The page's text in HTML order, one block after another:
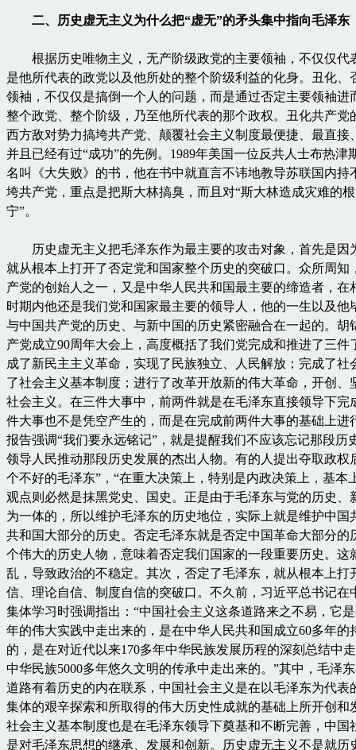
二、历史虚无主义为什么把“虚无”的矛头集中指向毛泽东
根据历史唯物主义，无产阶级政党的主要领袖，不仅仅代
是他所代表的政党以及他所处的整个阶级利益的化身。丑化、
领袖，不仅仅是搞倒一个人的问题，而是通过否定主要领袖进
整个政党、整个阶级，乃至他所代表的那个政权。丑化共产党
西方敌对势力搞垮共产党、颠覆社会主义制度最便捷、最直接
并且已经有过“成功”的先例。1989年美国一位反共人士布热津
名叫《大失败》的书，他在书中就直言不讳地教导苏联国内持
垮共产党，重点是把斯大林搞臭，而且对“斯大林造成灾难的
宁”。
历史虚无主义把毛泽东作为最主要的攻击对象，首先是因
就从根本上打开了否定党和国家整个历史的突破口。众所周知
产党的创始人之一，又是中华人民共和国最主要的缔造者，在
时期内他还是我们党和国家最主要的领导人，他的一生以及他
与中国共产党的历史、与新中国的历史紧密融合在一起的。胡
产党成立90周年大会上，高度概括了我们党完成和推进了三件
成了新民主主义革命，实现了民族独立、人民解放；完成了社
了社会主义基本制度；进行了改革开放新的伟大革命，开创、
社会主义。在三件大事中，前两件就是在毛泽东直接领导下完
件大事也不是凭空产生的，而是在完成前两件大事的基础上进
报告强调“我们要永远铭记”，就是提醒我们不应该忘记那段历
领导人民推动那段历史发展的杰出人物。有的人提出夺取政权
个不好的毛泽东”，“在重大决策上，特别是内政决策上，基本
观点则必然是抹黑党史、国史。正是由于毛泽东与党的历史、
为一体的，所以维护毛泽东的历史地位，实际上就是维护中国
共和国大部分的历史。否定毛泽东就是否定中国革命大部分的
个伟大的历史人物，意味着否定我们国家的一段重要历史。这
乱，导致政治的不稳定。其次，否定了毛泽东，就从根本上打
信、理论自信、制度自信的突破口。不久前，习近平总书记在
集体学习时强调指出：“中国社会主义这条道路来之不易，它
年的伟大实践中走出来的，是在中华人民共和国成立60多年的
的，是在对近代以来170多年中华民族发展历程的深刻总结中
中华民族5000多年悠久文明的传承中走出来的。”其中，毛泽
道路有着历史的内在联系，中国社会主义是在以毛泽东为代表
集体的艰辛探索和所取得的伟大历史性成就的基础上所开创和
社会主义基本制度也是在毛泽东领导下奠基和不断完善，中国
是对毛泽东思想的继承、发展和创新。历史虚无主义不是就历